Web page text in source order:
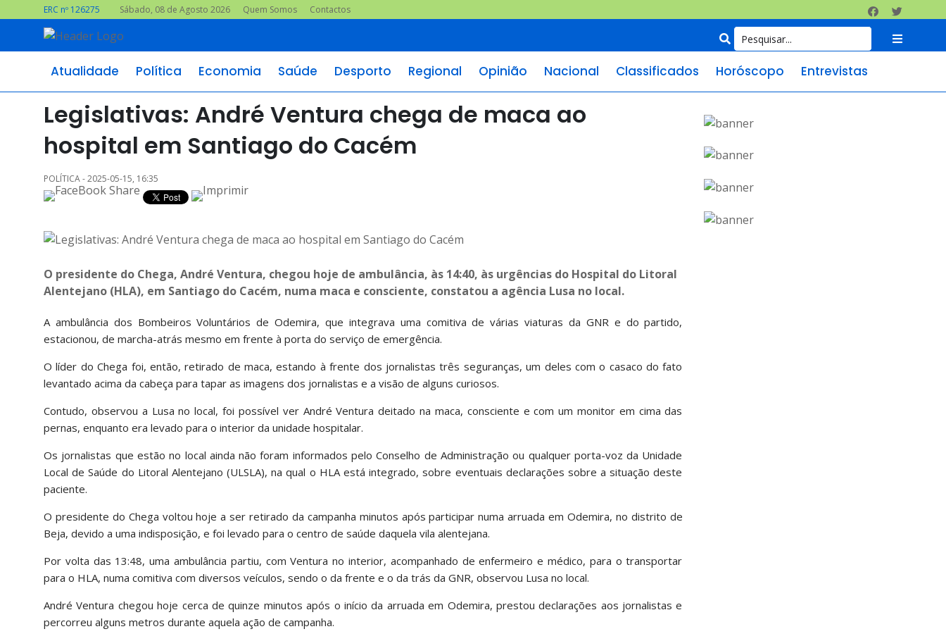
ERC nº 126275 Sábado, 08 de Agosto 2026 Quem Somos Contactos
Atualidade Política Economia Saúde Desporto Regional Opinião Nacional Classificados Horóscopo Entrevistas
Legislativas: André Ventura chega de maca ao
hospital em Santiago do Cacém
POLÍTICA - 2025-05-15, 16:35
O presidente do Chega, André Ventura, chegou hoje de ambulância, às 14:40, às urgências do Hospital do Litoral
Alentejano (HLA), em Santiago do Cacém, numa maca e consciente, constatou a agência Lusa no local.
A ambulância dos Bombeiros Voluntários de Odemira, que integrava uma comitiva de várias viaturas da GNR e do partido,
estacionou, de marcha-atrás mesmo em frente à porta do serviço de emergência.
O líder do Chega foi, então, retirado de maca, estando à frente dos jornalistas três seguranças, um deles com o casaco do fato
levantado acima da cabeça para tapar as imagens dos jornalistas e a visão de alguns curiosos.
Contudo, observou a Lusa no local, foi possível ver André Ventura deitado na maca, consciente e com um monitor em cima das
pernas, enquanto era levado para o interior da unidade hospitalar.
Os jornalistas que estão no local ainda não foram informados pelo Conselho de Administração ou qualquer porta-voz da Unidade
Local de Saúde do Litoral Alentejano (ULSLA), na qual o HLA está integrado, sobre eventuais declarações sobre a situação deste
paciente.
O presidente do Chega voltou hoje a ser retirado da campanha minutos após participar numa arruada em Odemira, no distrito de
Beja, devido a uma indisposição, e foi levado para o centro de saúde daquela vila alentejana.
Por volta das 13:48, uma ambulância partiu, com Ventura no interior, acompanhado de enfermeiro e médico, para o transportar
para o HLA, numa comitiva com diversos veículos, sendo o da frente e o da trás da GNR, observou Lusa no local.
André Ventura chegou hoje cerca de quinze minutos após o início da arruada em Odemira, prestou declarações aos jornalistas e
percorreu alguns metros durante aquela ação de campanha.